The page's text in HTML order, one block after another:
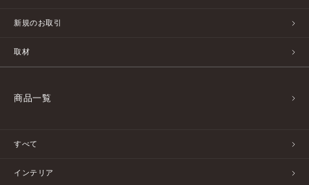
新規のお取引
取材
商品一覧
すべて
インテリア